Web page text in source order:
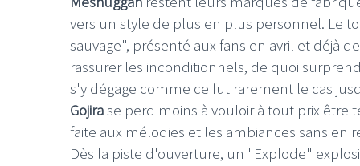
vers un style de plus en plus personnel. Le
sauvage", présenté aux fans en avril et déjà
rassurer les inconditionnels, de quoi
s'y dégage comme ce fut rarement le cas
Gojirase perd moins à vouloir à tout prix
faite aux mélodies et les ambiances sans en
Dès la piste d'ouverture, un "Explode"